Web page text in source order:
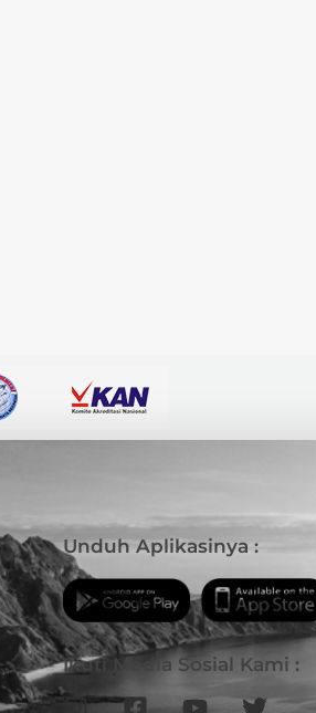
Unduh Aplikasinya :
Ikuti Media Sosial Kami :